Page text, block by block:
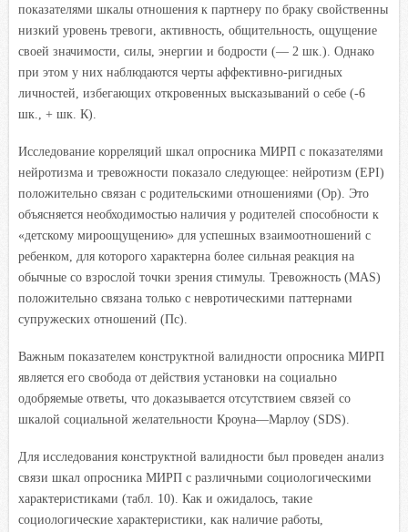
показателями шкалы отношения к партнеру по браку свойственны
низкий уровень тревоги, активность, общительность, ощущение
своей значимости, силы, энергии и бодрости (— 2 шк.). Однако
при этом у них наблюдаются черты аффективно-ригидныx
личностей, избегающих откровенных высказываний о себе (-6
шк., + шк. К).
Исследование корреляций шкал опросника МИРП с показателями
нейротизма и тревожности показало следующее: нейротизм (EPI)
положительно связан с родительскими отношениями (Ор). Это
объясняется необходимостью наличия у родителей способности к
«детскому мироощущению» для успешных взаимоотношений с
ребенком, для которого характерна более сильная реакция на
обычные со взрослой точки зрения стимулы. Тревожность (MAS)
положительно связана только с невротическими паттернами
супружеских отношений (Пс).
Важным показателем конструктной валидности опросника МИРП
является его свобода от действия установки на социально
одобряемые ответы, что доказывается отсутствием связей со
шкалой социальной желательности Кроуна—Марлоу (SDS).
Для исследования конструктной валидности был проведен анализ
связи шкал опросника МИРП с различными социологическими
характеристиками (табл. 10). Как и ожидалось, такие
социологические характеристики, как наличие работы,